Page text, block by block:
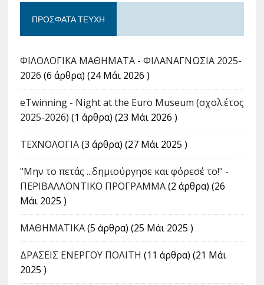
ΠΡΌΣΦΑΤΑ ΤΕΎΧΗ
ΦΙΛΟΛΟΓΙΚΑ ΜΑΘΗΜΑΤΑ - ΦΙΛΑΝΑΓΝΩΣΙΑ 2025-
2026 (6 άρθρα) (24 Μάι 2026 )
eTwinning - Night at the Euro Museum (σχολ.έτος
2025-2026) (1 άρθρα) (23 Μάι 2026 )
ΤΕΧΝΟΛΟΓΙΑ(3 άρθρα) (27 Μάι 2025 )
"Μην το πετάς ...δημιούργησε και φόρεσέ το!" -
ΠΕΡΙΒΑΛΛΟΝΤΙΚΟ ΠΡΟΓΡΑΜΜΑ(2 άρθρα) (26
Μάι 2025 )
ΜΑΘΗΜΑΤΙΚΑ(5 άρθρα) (25 Μάι 2025 )
ΔΡΑΣΕΙΣ ΕΝΕΡΓΟΥ ΠΟΛΙΤΗ (11 άρθρα) (21 Μάι
2025 )